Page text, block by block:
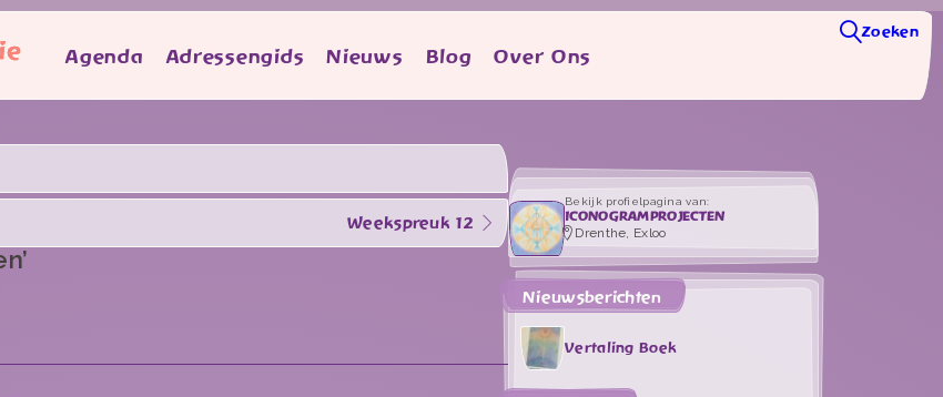
Agenda Adressengids Nieuws Blog Over Ons
Zoeken
Bekijk profielpagina van:
ICONOGRAMPROJECTEN
Drenthe, Exloo
Nieuwsberichten
Vertaling Boek
Weekspreuk 12